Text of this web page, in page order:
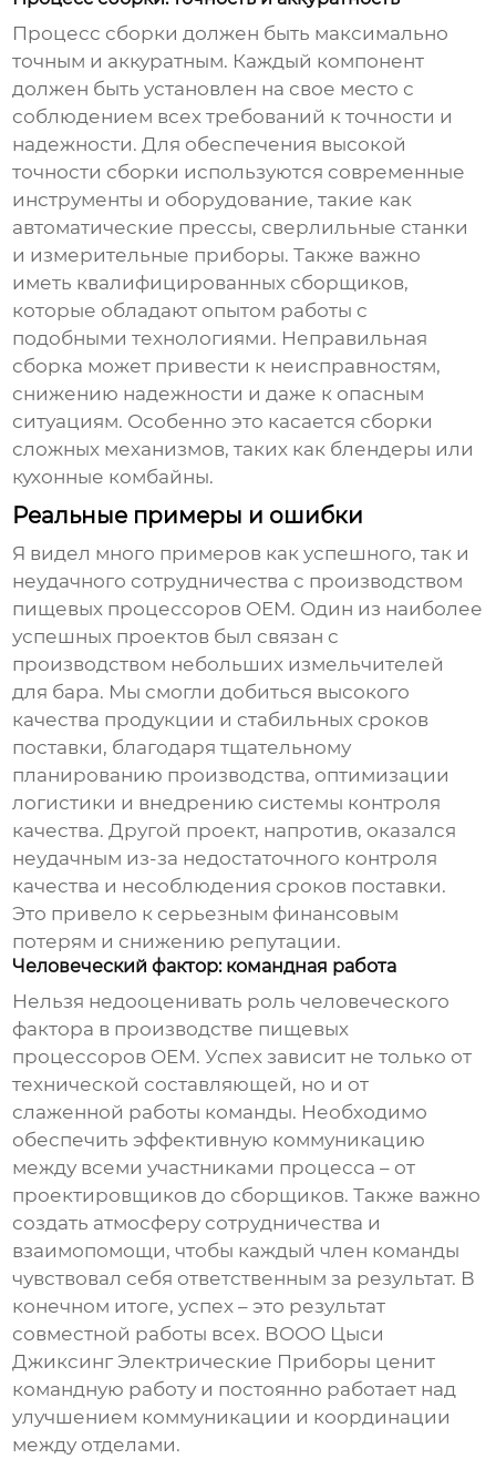
Процесс сборки должен быть максимально
точным и аккуратным. Каждый компонент
должен быть установлен на свое место с
соблюдением всех требований к точности и
надежности. Для обеспечения высокой
точности сборки используются современные
инструменты и оборудование, такие как
автоматические прессы, сверлильные станки
и измерительные приборы. Также важно
иметь квалифицированных сборщиков,
которые обладают опытом работы с
подобными технологиями. Неправильная
сборка может привести к неисправностям,
снижению надежности и даже к опасным
ситуациям. Особенно это касается сборки
сложных механизмов, таких как блендеры или
кухонные комбайны.
Реальные примеры и ошибки
Я видел много примеров как успешного, так и
неудачного сотрудничества с производством
пищевых процессоров OEM. Один из наиболее
успешных проектов был связан с
производством небольших измельчителей
для бара. Мы смогли добиться высокого
качества продукции и стабильных сроков
поставки, благодаря тщательному
планированию производства, оптимизации
логистики и внедрению системы контроля
качества. Другой проект, напротив, оказался
неудачным из-за недостаточного контроля
качества и несоблюдения сроков поставки.
Это привело к серьезным финансовым
потерям и снижению репутации.
Человеческий фактор: командная работа
Нельзя недооценивать роль человеческого
фактора в производстве пищевых
процессоров OEM. Успех зависит не только от
технической составляющей, но и от
слаженной работы команды. Необходимо
обеспечить эффективную коммуникацию
между всеми участниками процесса – от
проектировщиков до сборщиков. Также важно
создать атмосферу сотрудничества и
взаимопомощи, чтобы каждый член команды
чувствовал себя ответственным за результат. В
конечном итоге, успех – это результат
совместной работы всех. ВООО Цыси
Джиксинг Электрические Приборы ценит
командную работу и постоянно работает над
улучшением коммуникации и координации
между отделами.